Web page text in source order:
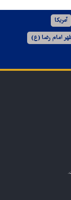
آمریکا
امام رضا (ع)